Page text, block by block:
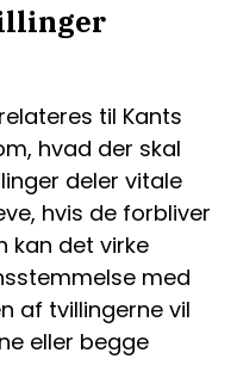
til Kants
hvad der skal
deler vitale
hvis de forbliver
kan det virke
med
af tvillingerne vil
eller begge